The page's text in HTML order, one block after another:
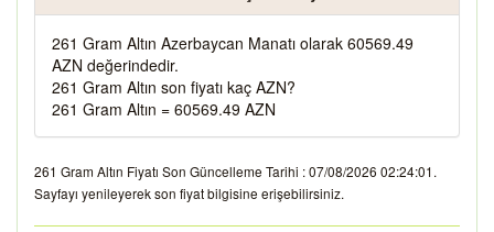
261 Gram Altın Azerbaycan Manatı olarak 60569.49
AZN değerindedir.
261 Gram Altın son fiyatı kaç AZN?
261 Gram Altın = 60569.49 AZN
261 Gram Altın Fiyatı Son Güncelleme Tarihi : 07/08/2026 02:24:01.
Sayfayı yenileyerek son fiyat bilgisine erişebilirsiniz.